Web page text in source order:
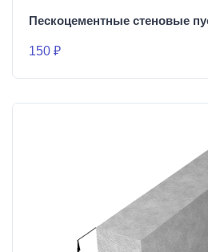
Пескоцементные стеновые
150 ₽